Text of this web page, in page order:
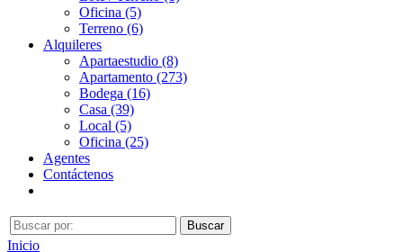
Oficina (5)
Terreno (6)
Alquileres
Apartaestudio (8)
Apartamento (273)
Bodega (16)
Casa (39)
Local (5)
Oficina (25)
Agentes
Contáctenos
Inicio